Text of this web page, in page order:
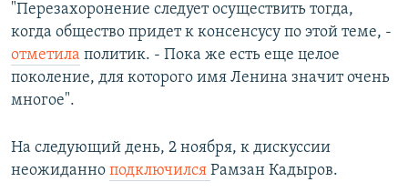
"Перезахоронение следует осуществить тогда,
когда общество придет к консенсусу по этой теме, -
отметила политик. - Пока же есть еще целое
поколение, для которого имя Ленина значит очень
многое".
На следующий день, 2 ноября, к дискуссии
неожиданно подключился Рамзан Кадыров.